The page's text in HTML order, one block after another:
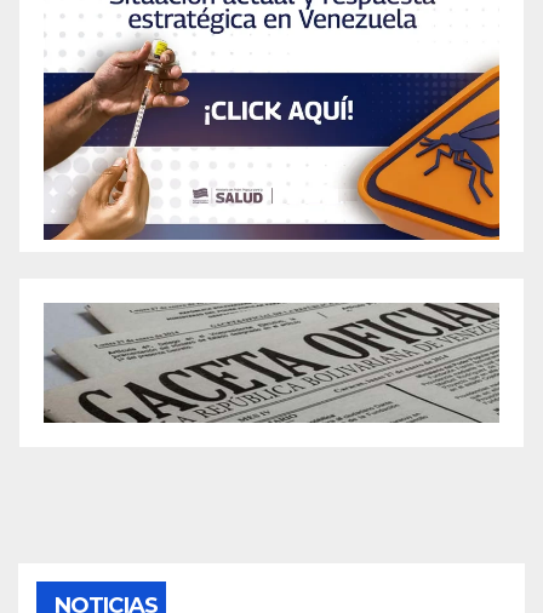
NOTICIAS